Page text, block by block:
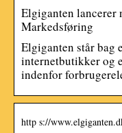
Elgiganten lancerer
Markedsføring
Elgiganten står bag
internetbutikker og
indenfor
http s://